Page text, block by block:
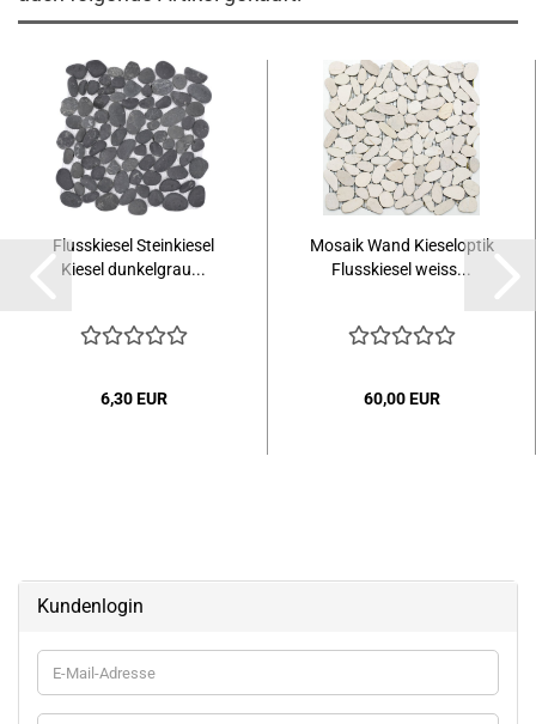
Flusskiesel Steinkiesel
Kiesel dunkelgrau...
6,30 EUR
Mosaik Wand Kieseloptik
Flusskiesel weiss...
60,00 EUR
Kundenlogin
E-
Mail-
Adresse